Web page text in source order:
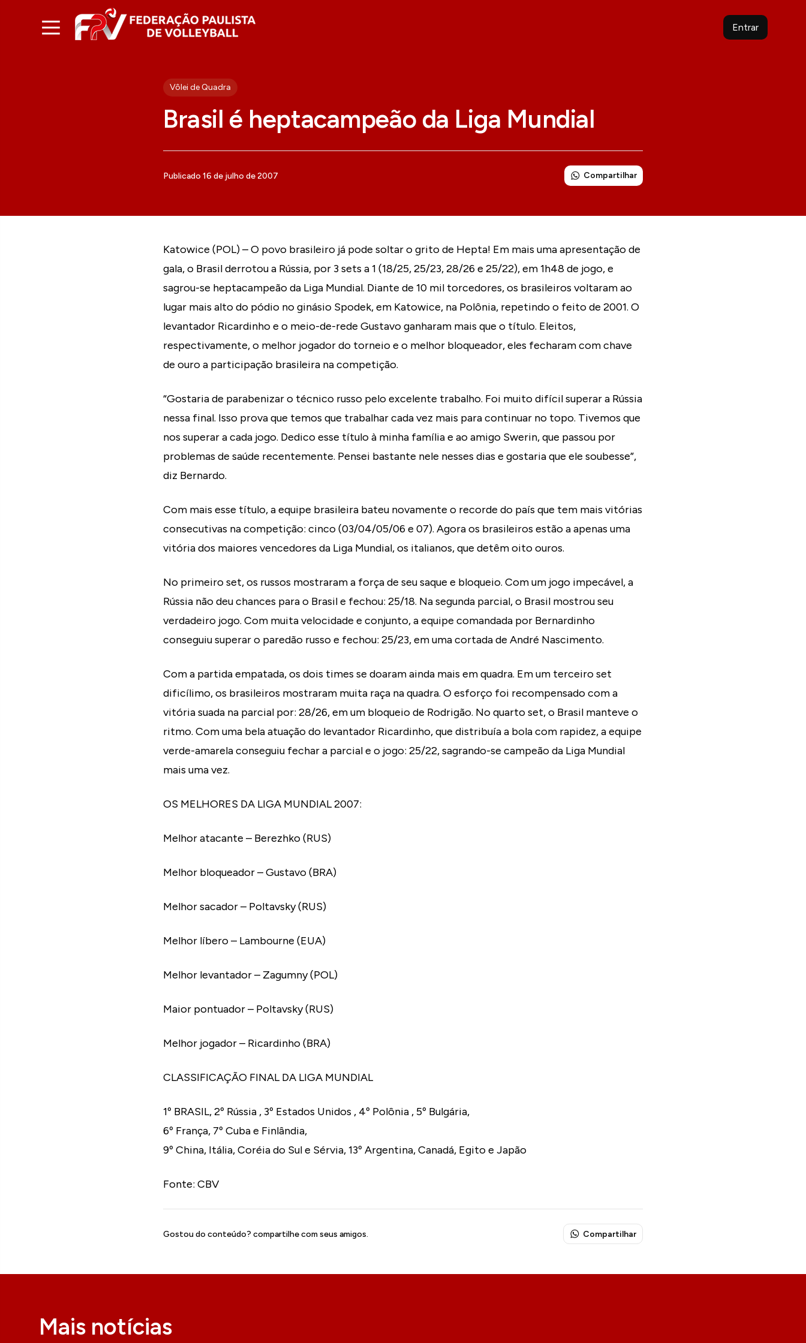
Entrar
Vôlei de Quadra
Brasil é heptacampeão da Liga Mundial
Publicado 16 de julho de 2007 Compartilhar
Katowice (POL) – O povo brasileiro já pode soltar o grito de Hepta! Em mais uma apresentação de
gala, o Brasil derrotou a Rússia, por 3 sets a 1 (18/25, 25/23, 28/26 e 25/22), em 1h48 de jogo, e
sagrou-se heptacampeão da Liga Mundial. Diante de 10 mil torcedores, os brasileiros voltaram ao
lugar mais alto do pódio no ginásio Spodek, em Katowice, na Polônia, repetindo o feito de 2001. O
levantador Ricardinho e o meio-de-rede Gustavo ganharam mais que o título. Eleitos,
respectivamente, o melhor jogador do torneio e o melhor bloqueador, eles fecharam com chave
de ouro a participação brasileira na competição.
“Gostaria de parabenizar o técnico russo pelo excelente trabalho. Foi muito difícil superar a Rússia
nessa final. Isso prova que temos que trabalhar cada vez mais para continuar no topo. Tivemos que
nos superar a cada jogo. Dedico esse título à minha família e ao amigo Swerin, que passou por
problemas de saúde recentemente. Pensei bastante nele nesses dias e gostaria que ele soubesse”,
diz Bernardo.
Com mais esse título, a equipe brasileira bateu novamente o recorde do país que tem mais vitórias
consecutivas na competição: cinco (03/04/05/06 e 07). Agora os brasileiros estão a apenas uma
vitória dos maiores vencedores da Liga Mundial, os italianos, que detêm oito ouros.
No primeiro set, os russos mostraram a força de seu saque e bloqueio. Com um jogo impecável, a
Rússia não deu chances para o Brasil e fechou: 25/18. Na segunda parcial, o Brasil mostrou seu
verdadeiro jogo. Com muita velocidade e conjunto, a equipe comandada por Bernardinho
conseguiu superar o paredão russo e fechou: 25/23, em uma cortada de André Nascimento.
Com a partida empatada, os dois times se doaram ainda mais em quadra. Em um terceiro set
dificílimo, os brasileiros mostraram muita raça na quadra. O esforço foi recompensado com a
vitória suada na parcial por: 28/26, em um bloqueio de Rodrigão. No quarto set, o Brasil manteve o
ritmo. Com uma bela atuação do levantador Ricardinho, que distribuía a bola com rapidez, a equipe
verde-amarela conseguiu fechar a parcial e o jogo: 25/22, sagrando-se campeão da Liga Mundial
mais uma vez.
OS MELHORES DA LIGA MUNDIAL 2007:
Melhor atacante – Berezhko (RUS)
Melhor bloqueador – Gustavo (BRA)
Melhor sacador – Poltavsky (RUS)
Melhor líbero – Lambourne (EUA)
Melhor levantador – Zagumny (POL)
Maior pontuador – Poltavsky (RUS)
Melhor jogador – Ricardinho (BRA)
CLASSIFICAÇÃO FINAL DA LIGA MUNDIAL
1º BRASIL, 2º Rússia , 3º Estados Unidos , 4º Polônia , 5º Bulgária,
6º França, 7º Cuba e Finlândia,
9º China, Itália, Coréia do Sul e Sérvia, 13º Argentina, Canadá, Egito e Japão
Fonte: CBV
Gostou do conteúdo? compartilhe com seus amigos. Compartilhar
Mais notícias